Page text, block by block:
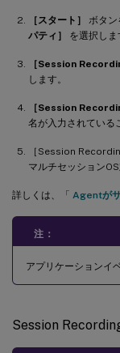
［スタート］ ボタン
パティ］
を選択しま
［Session
します。
［Session
名が入力されている
［Session
マルチセッション
詳しくは、「 Agentが
注：
アプリケーションイ
Session